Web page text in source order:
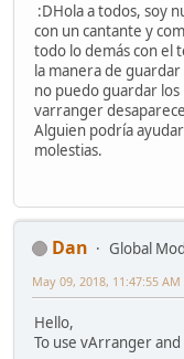
:DHola a todos, soy
con un cantante y
todo lo demás con el
la manera de
no puedo guardar
varranger
Alguien podría
molestias.
Dan
Global
May 09, 2018, 11:47:55 AM
Hello,
To use vArranger